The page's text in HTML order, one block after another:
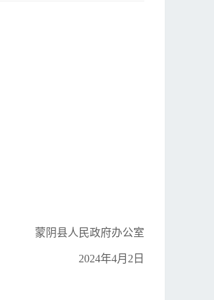
蒙阴县人民政府办公室
2024年4月2日